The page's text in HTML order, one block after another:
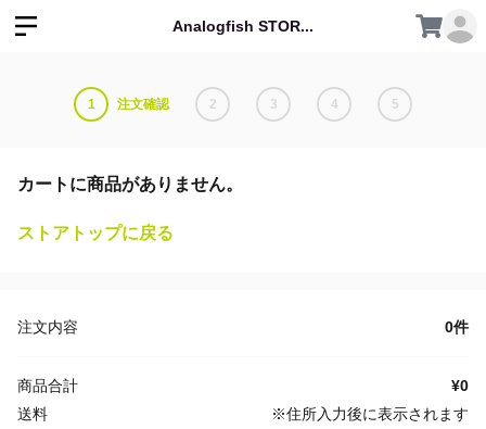
Analogfish STOR...
1 注文確認 2 3 4 5
カートに商品がありません。
ストアトップに戻る
注文内容 0件
商品合計
¥0
送料
※住所入力後に表示されます